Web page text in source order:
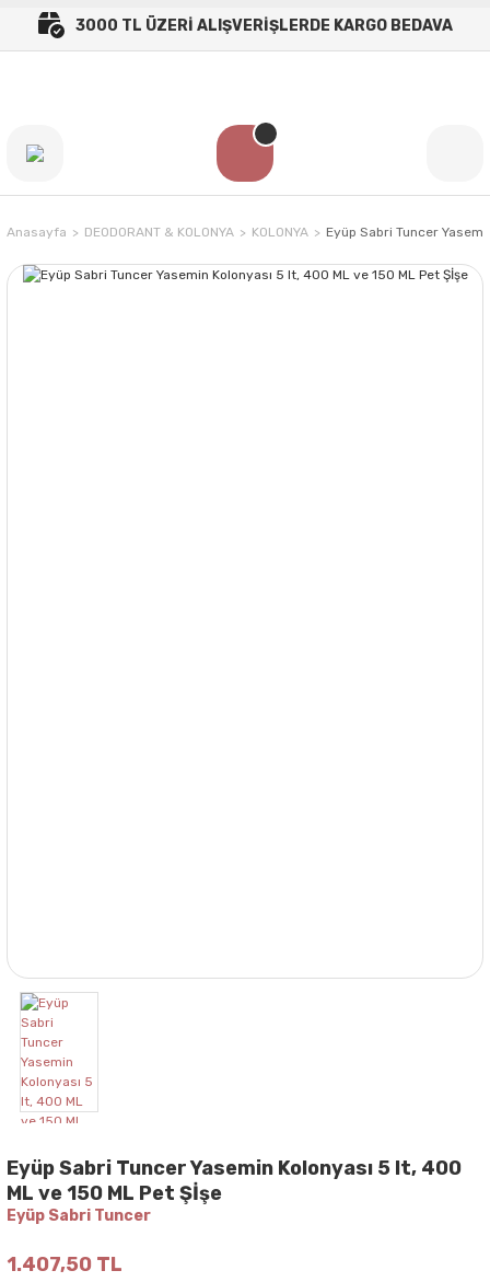
3000 TL ÜZERİ ALIŞVERİŞLERDE KARGO BEDAVA
Anasayfa DEODORANT & KOLONYA KOLONYA Eyüp Sabri Tuncer
Eyüp Sabri Tuncer Yasemin Kolonyası 5 lt, 400
ML ve 150 ML Pet Şİşe
Eyüp Sabri Tuncer
1.407,50 TL